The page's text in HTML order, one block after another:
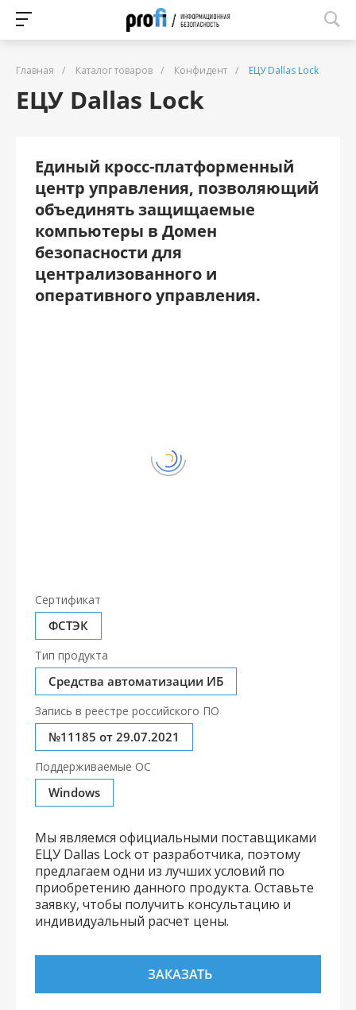
Главная / Каталог товаров / Конфидент / ЕЦУ Dallas Lock
ЕЦУ Dallas Lock
Единый кросс-платформенный
центр управления, позволяющий
объединять защищаемые
компьютеры в Домен
безопасности для
централизованного и
оперативного управления.
Сертификат
ФСТЭК
Тип продукта
Средства автоматизации ИБ
Запись в реестре российского ПО
№11185 от 29.07.2021
Поддерживаемые ОС
Windows
Мы являемся официальными поставщиками
ЕЦУ Dallas Lock от разработчика, поэтому
предлагаем одни из лучших условий по
приобретению данного продукта. Оставьте
заявку, чтобы получить консультацию и
индивидуальный расчет цены.
ЗАКАЗАТЬ